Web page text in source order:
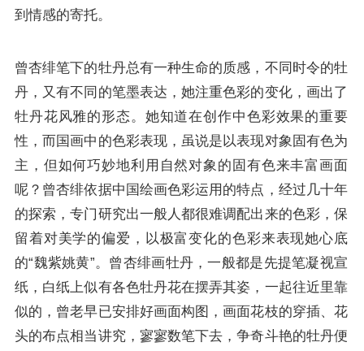
到情感的寄托。
曾杏绯笔下的牡丹总有一种生命的质感，不同时令的牡
丹，又有不同的笔墨表达，她注重色彩的变化，画出了
牡丹花风雅的形态。她知道在创作中色彩效果的重要
性，而国画中的色彩表现，虽说是以表现对象固有色为
主，但如何巧妙地利用自然对象的固有色来丰富画面
呢？曾杏绯依据中国绘画色彩运用的特点，经过几十年
的探索，专门研究出一般人都很难调配出来的色彩，保
留着对美学的偏爱，以极富变化的色彩来表现她心底
的“魏紫姚黄”。曾杏绯画牡丹，一般都是先提笔凝视宣
纸，白纸上似有各色牡丹花在摆弄其姿，一起往近里靠
似的，曾老早已安排好画面构图，画面花枝的穿插、花
头的布点相当讲究，寥寥数笔下去，争奇斗艳的牡丹便